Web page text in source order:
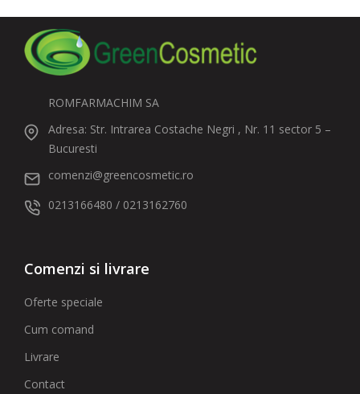
ROMFARMACHIM SA
Adresa: Str. Intrarea Costache Negri , Nr. 11 sector 5 –
Bucuresti
comenzi@greencosmetic.ro
0213166480 / 0213162760
Comenzi si livrare
Oferte speciale
Cum comand
Livrare
Contact